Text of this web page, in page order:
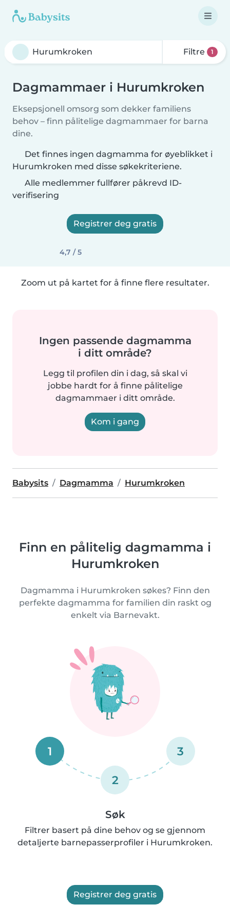
Filtre 1
Dagmammaer i Hurumkroken
Eksepsjonell omsorg som dekker familiens
behov – finn pålitelige dagmammaer for barna
dine.
Det finnes ingen dagmamma for øyeblikket i
Hurumkroken med disse søkekriteriene.
Alle medlemmer fullfører påkrevd ID-
verifisering
Registrer deg gratis
4,7 / 5
Zoom ut på kartet for å finne flere resultater.
Ingen passende dagmamma
i ditt område?
Legg til profilen din i dag, så skal vi
jobbe hardt for å finne pålitelige
dagmammaer i ditt område.
Kom i gang
Babysits Dagmamma Hurumkroken
Finn en pålitelig dagmamma i
Hurumkroken
Dagmamma i Hurumkroken søkes? Finn den
perfekte dagmamma for familien din raskt og
enkelt via Barnevakt.
1
2
3
Søk
Filtrer basert på dine behov og se gjennom
detaljerte barnepasserprofiler i Hurumkroken.
Registrer deg gratis